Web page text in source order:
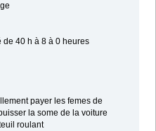
de 40 h à 8 à 0 heures
payer les femes de
la some de la voiture
roulant